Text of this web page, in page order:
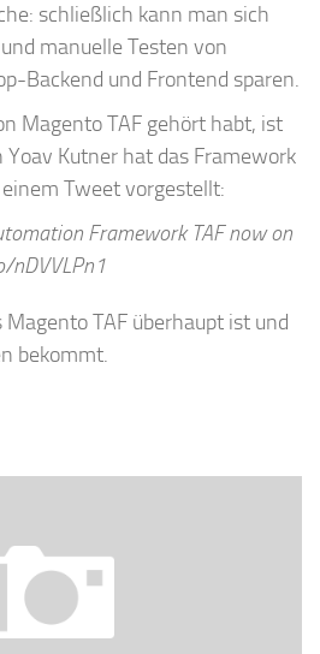
schließlich kann man sich
manuelle Testen von
Backend und Frontend sparen.
Magento TAF gehört habt, ist
Yoav Kutner hat das Framework
Tweet vorgestellt:
Framework TAF now on
nDVVLPn1
TAF überhaupt ist und
bekommt.